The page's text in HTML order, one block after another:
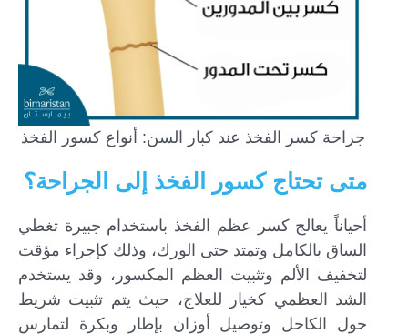
جراحة كسر الفخذ عند كبار السن: أنواع كسور الفخذ
متى تحتاج كسور الفخذ إلى الجراحة؟
أحياناً يعالج كسر عظم الفخذ باستخدام جبيرة تغطي
الساق بالكامل وتمتد حتى الورك، وذلك كإجراء مؤقت
لتخفيف الألم وتثبيت العظم المكسور، وقد يستخدم
الشد العظمي كخيار للعلاج، حيث يتم تثبيت شريط
حول الكاحل وتوصيل أوزان بإطار وبكرة لتمارس